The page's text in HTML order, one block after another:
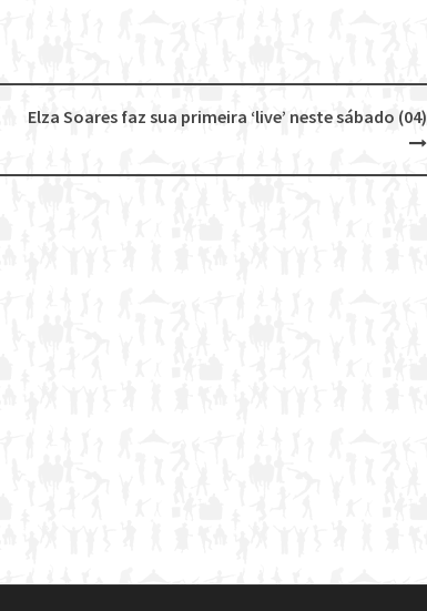
Elza Soares faz sua primeira ‘live’ neste sábado (04)